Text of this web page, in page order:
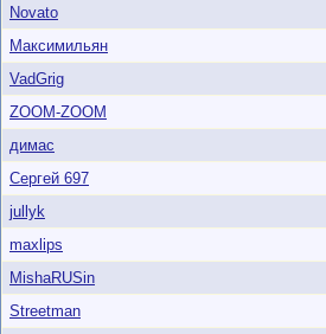
Novato
Максимильян
VadGrig
ZOOM-ZOOM
димас
Сергей 697
jullyk
maxlips
MishaRUSin
Streetman